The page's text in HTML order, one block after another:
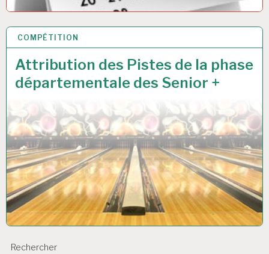
COMPÉTITION
Attribution des Pistes de la phase
départementale des Senior +
27 SEP 2025
Rechercher